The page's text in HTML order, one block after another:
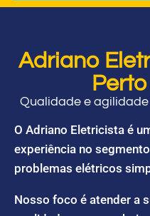
Adriano
Qualidade e
O Adriano Eletricista é
experiência no
problemas elétricos
Nosso foco é atender a